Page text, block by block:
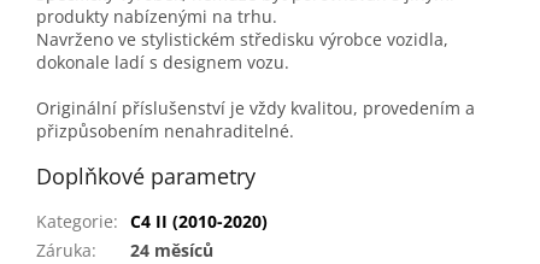
produkty nabízenými na trhu.
Navrženo ve stylistickém středisku výrobce vozidla,
dokonale ladí s designem vozu.
Originální příslušenství je vždy kvalitou, provedením a
přizpůsobením nenahraditelné.
Doplňkové parametry
Kategorie: C4 II (2010-2020)
Záruka: 24 měsíců